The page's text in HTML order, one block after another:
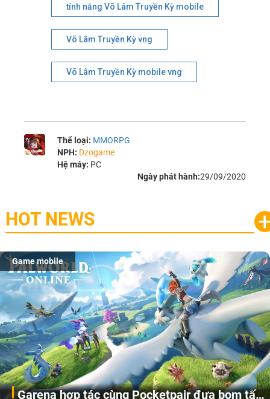
tính năng Võ Lâm Truyền Kỳ mobile
Võ Lâm Truyền Kỳ vng
Võ Lâm Truyền Kỳ mobile vng
Thể loại: MMORPG
NPH: Dzogame
Hệ máy: PC
Ngày phát hành:29/09/2020
HOT NEWS
Game mobile
Garena hợp tác cùng Pocketpair đưa bom tấn